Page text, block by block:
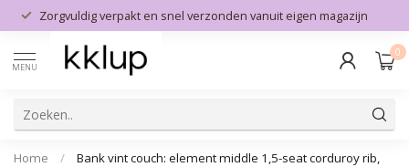
Zorgvuldig verpakt en snel verzonden vanuit eigen magazijn
MENU
0
Home /
Bank vint couch: element middle 1,5-seat corduroy rib,